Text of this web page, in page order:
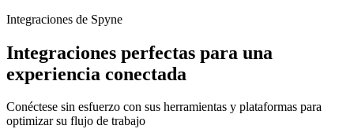
Integraciones de Spyne
Integraciones perfectas para una
experiencia conectada
Conéctese sin esfuerzo con sus herramientas y plataformas para
optimizar su flujo de trabajo